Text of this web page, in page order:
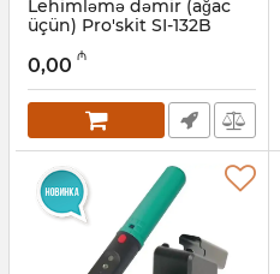
Lehimləmə dəmir (ağac
üçün) Pro'skit SI-132B
027001072
0,00 ₼